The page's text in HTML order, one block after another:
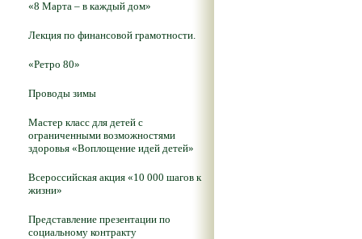
«8 Марта – в каждый дом»
Лекция по финансовой грамотности.
«Ретро 80»
Проводы зимы
Мастер класс для детей с
ограниченными возможностями
здоровья «Воплощение идей детей»
Всероссийская акция «10 000 шагов к
жизни»
Представление презентации по
социальному контракту